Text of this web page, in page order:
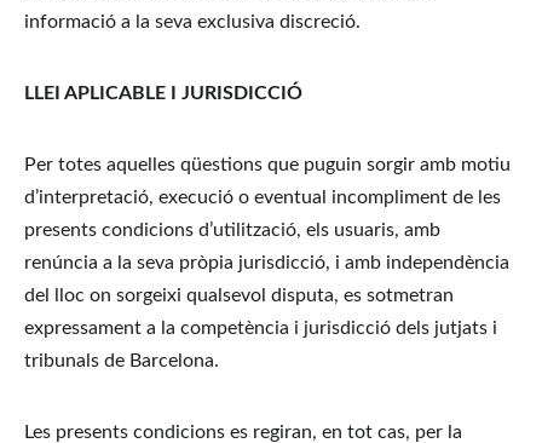
informació a la seva exclusiva discreció.
LLEI APLICABLE I JURISDICCIÓ
Per totes aquelles qüestions que puguin sorgir amb motiu
d’interpretació, execució o eventual incompliment de les
presents condicions d’utilització, els usuaris, amb
renúncia a la seva pròpia jurisdicció, i amb independència
del lloc on sorgeixi qualsevol disputa, es sotmetran
expressament a la competència i jurisdicció dels jutjats i
tribunals de Barcelona.
Les presents condicions es regiran, en tot cas, per la